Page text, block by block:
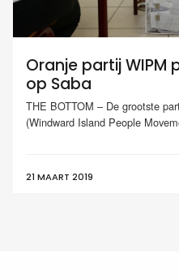
Oranje partij WIPM
op Saba
THE BOTTOM – De grootste
(Windward Island People
21 MAART 2019